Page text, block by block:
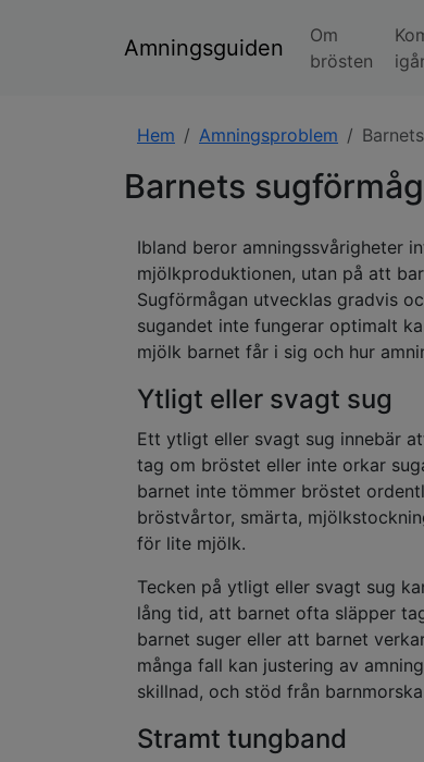
Amningsguiden
Om
brösten
Hem Amningsproblem
Barnets
Ibland beror amningssvårigheter
mjölkproduktionen, utan på att
Sugförmågan utvecklas gradvis
sugandet inte fungerar optimalt
mjölk barnet får i sig och hur
Ytligt eller svagt sug
Ett ytligt eller svagt sug innebär
tag om bröstet eller inte orkar
barnet inte tömmer bröstet
bröstvårtor, smärta,
för lite mjölk.
Tecken på ytligt eller svagt sug
lång tid, att barnet ofta släpper
barnet suger eller att barnet
många fall kan justering av
skillnad, och stöd från
Stramt tungband